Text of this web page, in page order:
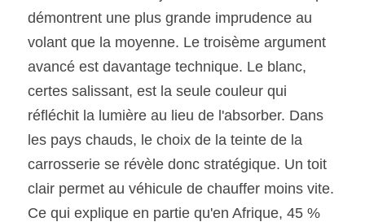
démontrent une plus grande imprudence au
volant que la moyenne. Le troisème argument
avancé est davantage technique. Le blanc,
certes salissant, est la seule couleur qui
réfléchit la lumière au lieu de l'absorber. Dans
les pays chauds, le choix de la teinte de la
carrosserie se révèle donc stratégique. Un toit
clair permet au véhicule de chauffer moins vite.
Ce qui explique en partie qu'en Afrique, 45 %